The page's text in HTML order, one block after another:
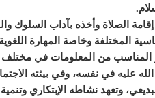
الصلاة وأخذه بآداب السلوك
المختلفة وخاصة المهارة
المناسب من المعلومات في
عليه في نفسه، وفي بيئته
وتعهد نشاطه الإبتكاري